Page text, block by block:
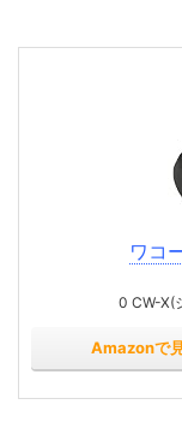
ワコ
0 CW-X(
Amazonで